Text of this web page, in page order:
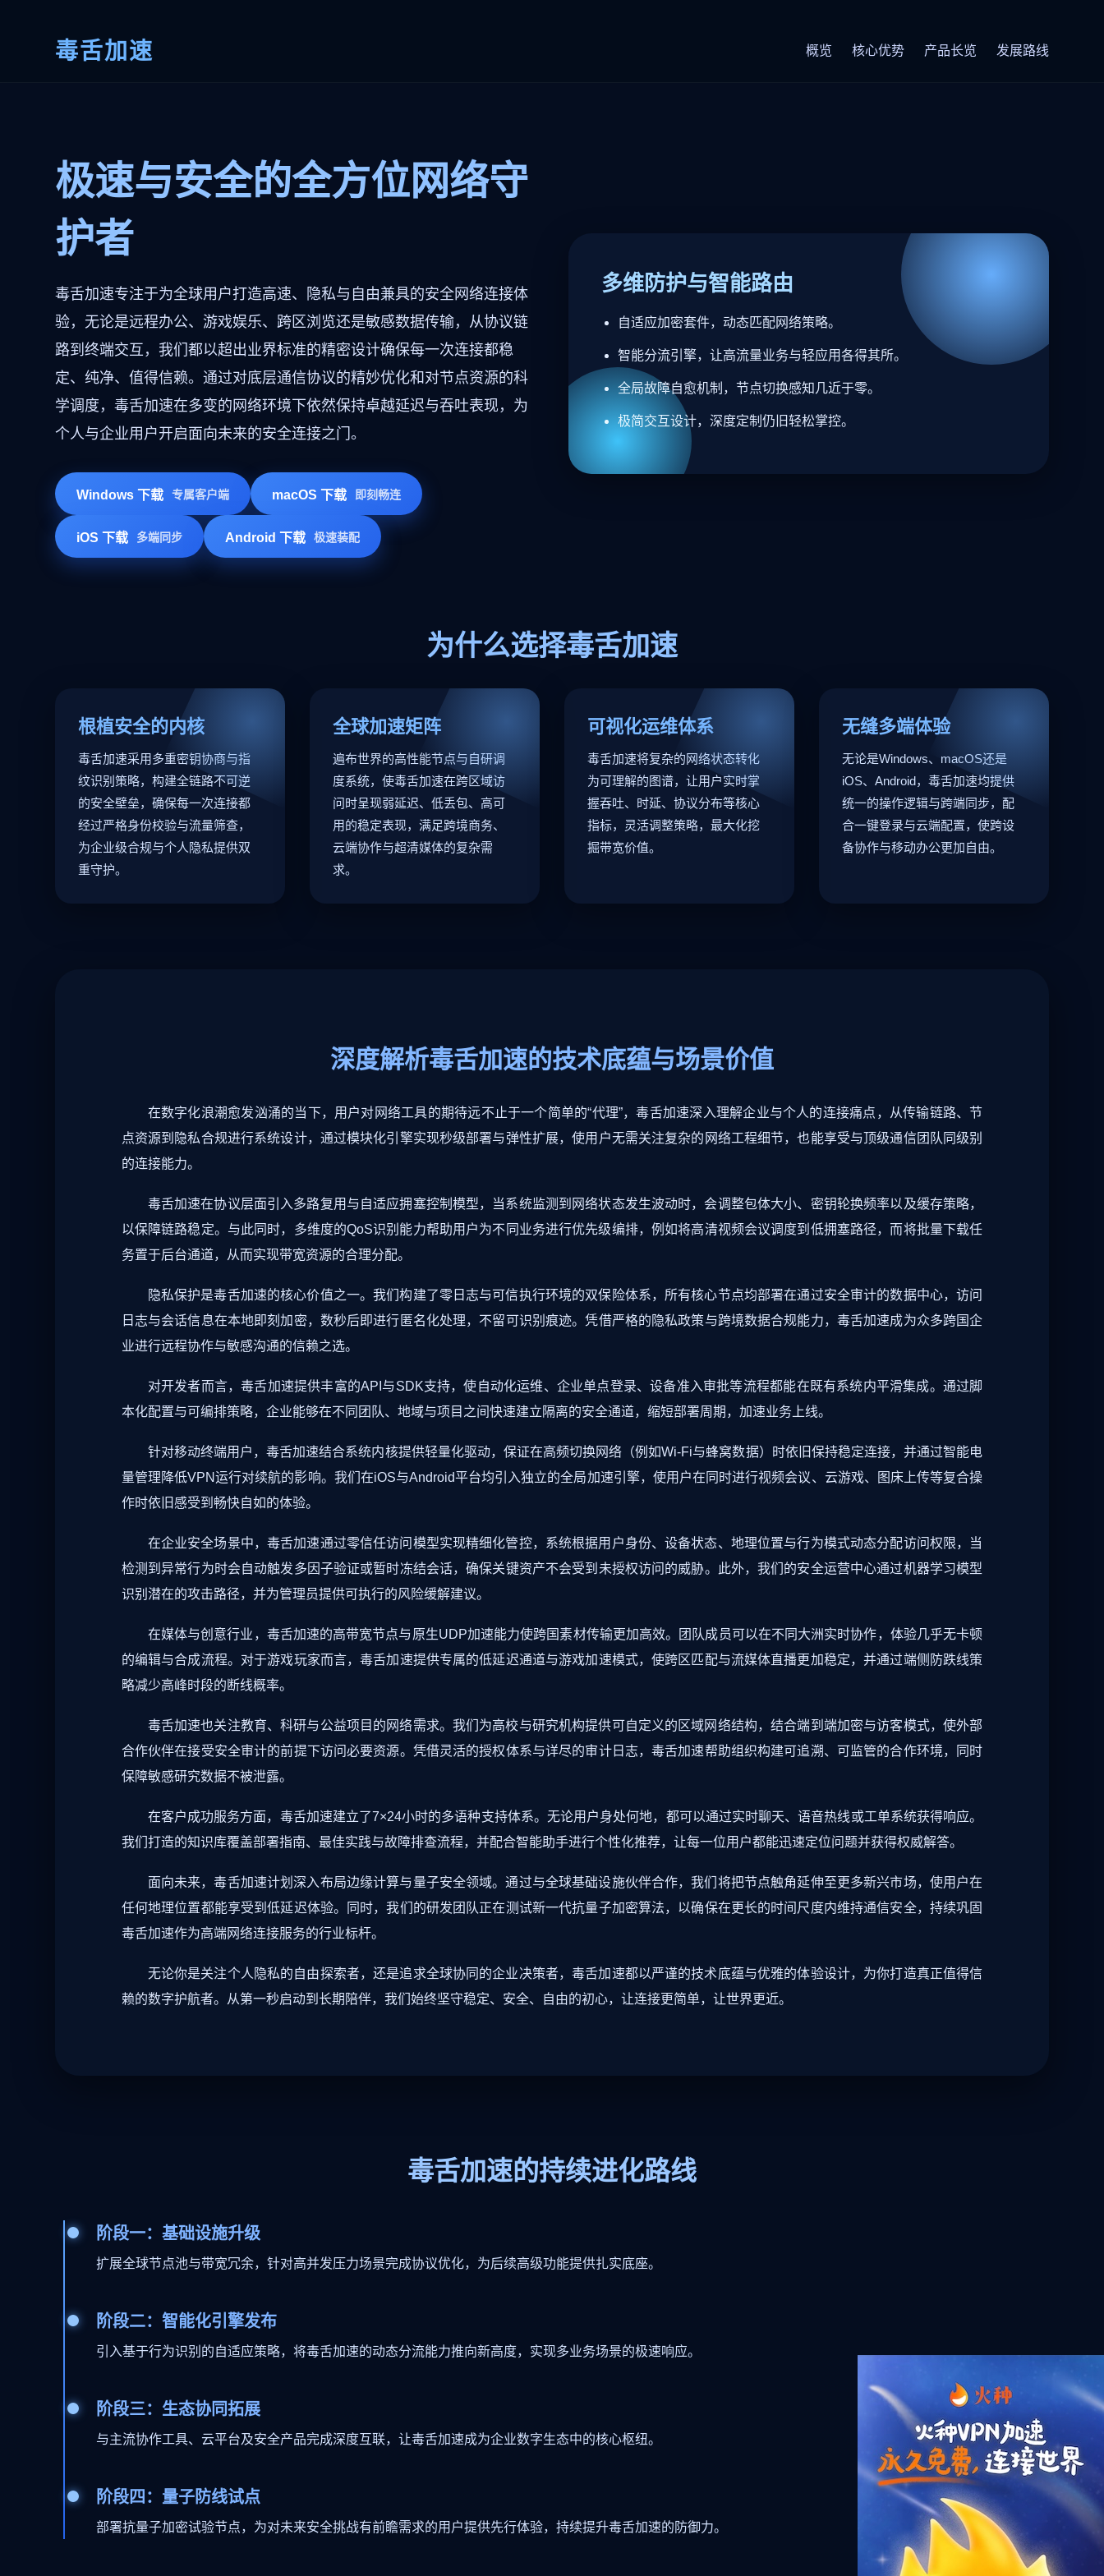
毒舌加速 概览 核心优势 产品长览 发展路线
极速与安全的全方位网络守
护者
毒舌加速专注于为全球用户打造高速、隐私与自由兼具的安全网络连接体
验，无论是远程办公、游戏娱乐、跨区浏览还是敏感数据传输，从协议链
路到终端交互，我们都以超出业界标准的精密设计确保每一次连接都稳
定、纯净、值得信赖。通过对底层通信协议的精妙优化和对节点资源的科
学调度，毒舌加速在多变的网络环境下依然保持卓越延迟与吞吐表现，为
个人与企业用户开启面向未来的安全连接之门。
Windows 下载 专属客户端 macOS 下载 即刻畅连
iOS 下载 多端同步 Android 下载 极速装配
多维防护与智能路由
自适应加密套件，动态匹配网络策略。
智能分流引擎，让高流量业务与轻应用各得其所。
全局故障自愈机制，节点切换感知几近于零。
极简交互设计，深度定制仍旧轻松掌控。
为什么选择毒舌加速
根植安全的内核
毒舌加速采用多重密钥协商与指
纹识别策略，构建全链路不可逆
的安全壁垒，确保每一次连接都
经过严格身份校验与流量筛查，
为企业级合规与个人隐私提供双
重守护。
全球加速矩阵
遍布世界的高性能节点与自研调
度系统，使毒舌加速在跨区域访
问时呈现弱延迟、低丢包、高可
用的稳定表现，满足跨境商务、
云端协作与超清媒体的复杂需
求。
可视化运维体系
毒舌加速将复杂的网络状态转化
为可理解的图谱，让用户实时掌
握吞吐、时延、协议分布等核心
指标，灵活调整策略，最大化挖
掘带宽价值。
无缝多端体验
无论是Windows、macOS还是
iOS、Android，毒舌加速均提供
统一的操作逻辑与跨端同步，配
合一键登录与云端配置，使跨设
备协作与移动办公更加自由。
深度解析毒舌加速的技术底蕴与场景价值
在数字化浪潮愈发汹涌的当下，用户对网络工具的期待远不止于一个简单的“代理”，毒舌加速深入理解企业与个人的连接痛点，从传输链路、节
点资源到隐私合规进行系统设计，通过模块化引擎实现秒级部署与弹性扩展，使用户无需关注复杂的网络工程细节，也能享受与顶级通信团队同级别
的连接能力。
毒舌加速在协议层面引入多路复用与自适应拥塞控制模型，当系统监测到网络状态发生波动时，会调整包体大小、密钥轮换频率以及缓存策略，
以保障链路稳定。与此同时，多维度的QoS识别能力帮助用户为不同业务进行优先级编排，例如将高清视频会议调度到低拥塞路径，而将批量下载任
务置于后台通道，从而实现带宽资源的合理分配。
隐私保护是毒舌加速的核心价值之一。我们构建了零日志与可信执行环境的双保险体系，所有核心节点均部署在通过安全审计的数据中心，访问
日志与会话信息在本地即刻加密，数秒后即进行匿名化处理，不留可识别痕迹。凭借严格的隐私政策与跨境数据合规能力，毒舌加速成为众多跨国企
业进行远程协作与敏感沟通的信赖之选。
对开发者而言，毒舌加速提供丰富的API与SDK支持，使自动化运维、企业单点登录、设备准入审批等流程都能在既有系统内平滑集成。通过脚
本化配置与可编排策略，企业能够在不同团队、地域与项目之间快速建立隔离的安全通道，缩短部署周期，加速业务上线。
针对移动终端用户，毒舌加速结合系统内核提供轻量化驱动，保证在高频切换网络（例如Wi-Fi与蜂窝数据）时依旧保持稳定连接，并通过智能电
量管理降低VPN运行对续航的影响。我们在iOS与Android平台均引入独立的全局加速引擎，使用户在同时进行视频会议、云游戏、图床上传等复合操
作时依旧感受到畅快自如的体验。
在企业安全场景中，毒舌加速通过零信任访问模型实现精细化管控，系统根据用户身份、设备状态、地理位置与行为模式动态分配访问权限，当
检测到异常行为时会自动触发多因子验证或暂时冻结会话，确保关键资产不会受到未授权访问的威胁。此外，我们的安全运营中心通过机器学习模型
识别潜在的攻击路径，并为管理员提供可执行的风险缓解建议。
在媒体与创意行业，毒舌加速的高带宽节点与原生UDP加速能力使跨国素材传输更加高效。团队成员可以在不同大洲实时协作，体验几乎无卡顿
的编辑与合成流程。对于游戏玩家而言，毒舌加速提供专属的低延迟通道与游戏加速模式，使跨区匹配与流媒体直播更加稳定，并通过端侧防跌线策
略减少高峰时段的断线概率。
毒舌加速也关注教育、科研与公益项目的网络需求。我们为高校与研究机构提供可自定义的区域网络结构，结合端到端加密与访客模式，使外部
合作伙伴在接受安全审计的前提下访问必要资源。凭借灵活的授权体系与详尽的审计日志，毒舌加速帮助组织构建可追溯、可监管的合作环境，同时
保障敏感研究数据不被泄露。
在客户成功服务方面，毒舌加速建立了7×24小时的多语种支持体系。无论用户身处何地，都可以通过实时聊天、语音热线或工单系统获得响应。
我们打造的知识库覆盖部署指南、最佳实践与故障排查流程，并配合智能助手进行个性化推荐，让每一位用户都能迅速定位问题并获得权威解答。
面向未来，毒舌加速计划深入布局边缘计算与量子安全领域。通过与全球基础设施伙伴合作，我们将把节点触角延伸至更多新兴市场，使用户在
任何地理位置都能享受到低延迟体验。同时，我们的研发团队正在测试新一代抗量子加密算法，以确保在更长的时间尺度内维持通信安全，持续巩固
毒舌加速作为高端网络连接服务的行业标杆。
无论你是关注个人隐私的自由探索者，还是追求全球协同的企业决策者，毒舌加速都以严谨的技术底蕴与优雅的体验设计，为你打造真正值得信
赖的数字护航者。从第一秒启动到长期陪伴，我们始终坚守稳定、安全、自由的初心，让连接更简单，让世界更近。
毒舌加速的持续进化路线
阶段一：基础设施升级
扩展全球节点池与带宽冗余，针对高并发压力场景完成协议优化，为后续高级功能提供扎实底座。
阶段二：智能化引擎发布
引入基于行为识别的自适应策略，将毒舌加速的动态分流能力推向新高度，实现多业务场景的极速响应。
阶段三：生态协同拓展
与主流协作工具、云平台及安全产品完成深度互联，让毒舌加速成为企业数字生态中的核心枢纽。
阶段四：量子防线试点
部署抗量子加密试验节点，为对未来安全挑战有前瞻需求的用户提供先行体验，持续提升毒舌加速的防御力。